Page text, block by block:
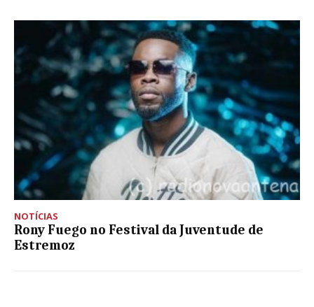
NOTÍCIAS
Rony Fuego no Festival da Juventude de
Estremoz